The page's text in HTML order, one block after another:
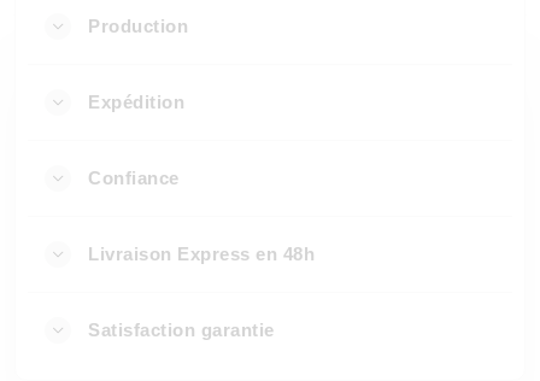
Production
Expédition
Confiance
Livraison Express en 48h
Satisfaction garantie